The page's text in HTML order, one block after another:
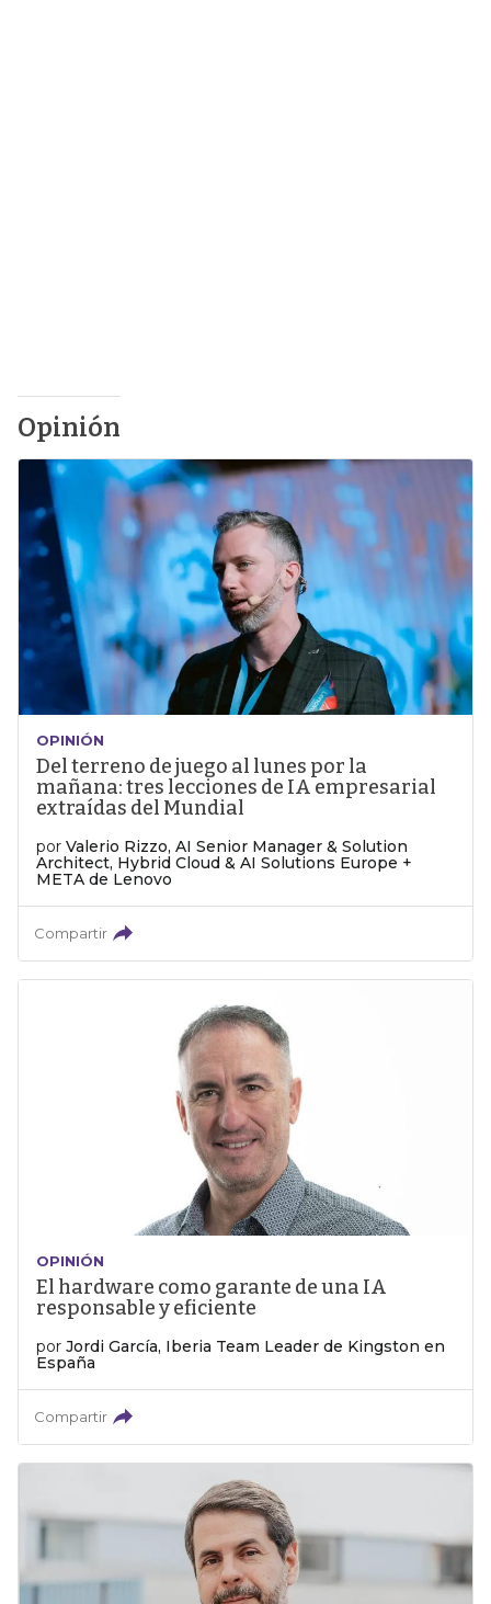
Opinión
OPINIÓN
Del terreno de juego al lunes por la
mañana: tres lecciones de IA empresarial
extraídas del Mundial
por Valerio Rizzo, AI Senior Manager & Solution
Architect, Hybrid Cloud & AI Solutions Europe +
META de Lenovo
Compartir
OPINIÓN
El hardware como garante de una IA
responsable y eficiente
por Jordi García, Iberia Team Leader de Kingston en
España
Compartir